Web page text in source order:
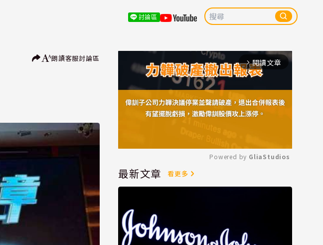
討論區
朗讀客服討論區 arrow_forward_ios 閱讀文章
Mute
Powered by GliaStudios
最新文章 看更多